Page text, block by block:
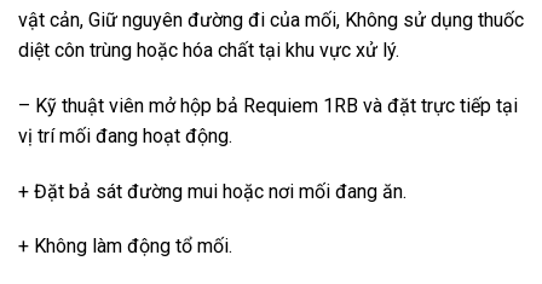
vật cản, Giữ nguyên đường đi của mối, Không sử dụng thuốc
diệt côn trùng hoặc hóa chất tại khu vực xử lý.
– Kỹ thuật viên mở hộp bả Requiem 1RB và đặt trực tiếp tại
vị trí mối đang hoạt động.
+ Đặt bả sát đường mui hoặc nơi mối đang ăn.
+ Không làm động tổ mối.